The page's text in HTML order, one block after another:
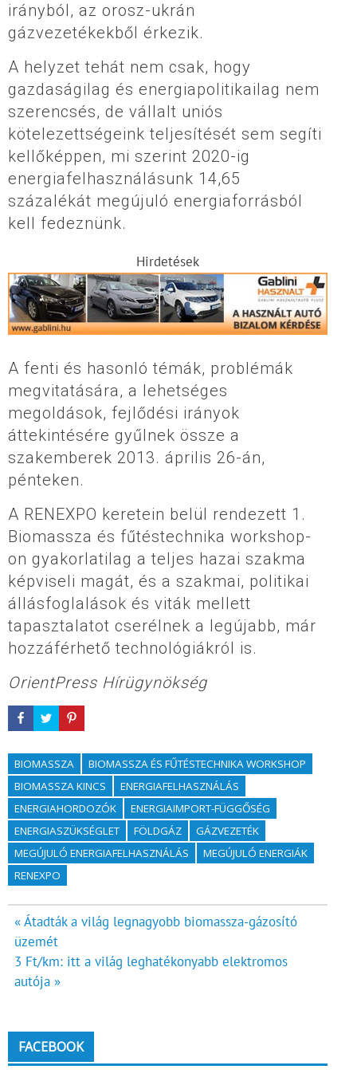
irányból, az orosz-ukrán
gázvezetékekből érkezik.
A helyzet tehát nem csak, hogy
gazdaságilag és energiapolitikailag nem
szerencsés, de vállalt uniós
kötelezettségeink teljesítését sem segíti
kellőképpen, mi szerint 2020-ig
energiafelhasználásunk 14,65
százalékát megújuló energiaforrásból
kell fedeznünk.
Hirdetések
A fenti és hasonló témák, problémák
megvitatására, a lehetséges
megoldások, fejlődési irányok
áttekintésére gyűlnek össze a
szakemberek 2013. április 26-án,
pénteken.
A RENEXPO keretein belül rendezett 1.
Biomassza és fűtéstechnika workshop-
on gyakorlatilag a teljes hazai szakma
képviseli magát, és a szakmai, politikai
állásfoglalások és viták mellett
tapasztalatot cserélnek a legújabb, már
hozzáférhető technológiákról is.
OrientPress Hírügynökség
BIOMASSZA
BIOMASSZA ÉS FŰTÉSTECHNIKA WORKSHOP
BIOMASSZA KINCS
ENERGIAFELHASZNÁLÁS
ENERGIAHORDOZÓK
ENERGIAIMPORT-FÜGGŐSÉG
ENERGIASZÜKSÉGLET
FÖLDGÁZ
GÁZVEZETÉK
MEGÚJULÓ ENERGIAFELHASZNÁLÁS
MEGÚJULÓ ENERGIÁK
RENEXPO
Bejegyzés
navigáció
« Átadták a világ legnagyobb biomassza-gázosító
üzemét
3 Ft/km: itt a világ leghatékonyabb elektromos
autója »
FACEBOOK